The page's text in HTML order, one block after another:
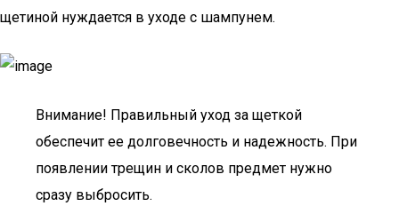
щетиной нуждается в уходе с шампунем.
Внимание! Правильный уход за щеткой
обеспечит ее долговечность и надежность. При
появлении трещин и сколов предмет нужно
сразу выбросить.